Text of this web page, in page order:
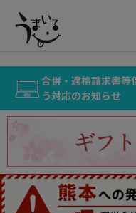
合併・適格請求書
う対応のお知らせ